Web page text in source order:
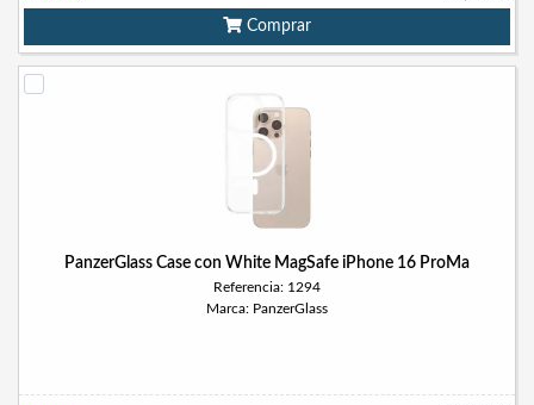
Comprar
PanzerGlass Case con White MagSafe iPhone 16 ProMa
Referencia: 1294
Marca: PanzerGlass